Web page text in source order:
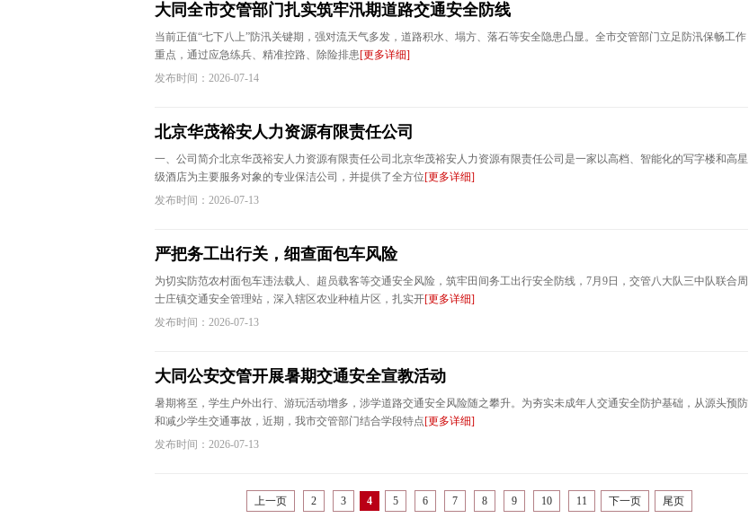
大同全市交管部门扎实筑牢汛期道路交通安全防线
当前正值“七下八上”防汛关键期，强对流天气多发，道路积水、塌方、落石等安全隐患凸显。全市交管部门立足防汛保畅工作
重点，通过应急练兵、精准控路、除险排患[更多详细]
发布时间：2026-07-14
北京华茂裕安人力资源有限责任公司
一、公司简介北京华茂裕安人力资源有限责任公司北京华茂裕安人力资源有限责任公司是一家以高档、智能化的写字楼和高星
级酒店为主要服务对象的专业保洁公司，并提供了全方位[更多详细]
发布时间：2026-07-13
严把务工出行关，细查面包车风险
为切实防范农村面包车违法载人、超员载客等交通安全风险，筑牢田间务工出行安全防线，7月9日，交管八大队三中队联合周
士庄镇交通安全管理站，深入辖区农业种植片区，扎实开[更多详细]
发布时间：2026-07-13
大同公安交管开展暑期交通安全宣教活动
暑期将至，学生户外出行、游玩活动增多，涉学道路交通安全风险随之攀升。为夯实未成年人交通安全防护基础，从源头预防
和减少学生交通事故，近期，我市交管部门结合学段特点[更多详细]
发布时间：2026-07-13
上一页 2 3 4 5 6 7 8 9 10 11 下一页 尾页